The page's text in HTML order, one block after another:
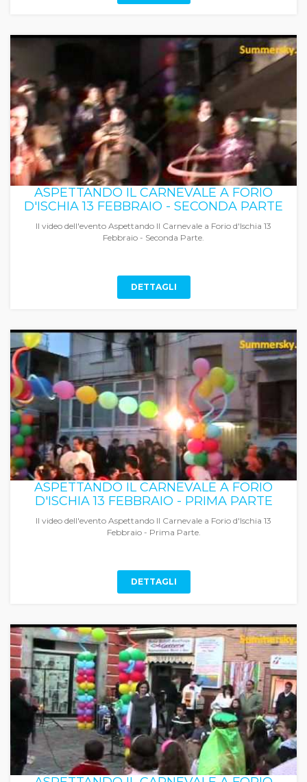
ASPETTANDO IL CARNEVALE A FORIO
D'ISCHIA 13 FEBBRAIO - SECONDA PARTE
Il video dell'evento Aspettando Il Carnevale a Forio d'Ischia 13
Febbraio - Seconda Parte.
DETTAGLI
ASPETTANDO IL CARNEVALE A FORIO
D'ISCHIA 13 FEBBRAIO - PRIMA PARTE
Il video dell'evento Aspettando Il Carnevale a Forio d'Ischia 13
Febbraio - Prima Parte.
DETTAGLI